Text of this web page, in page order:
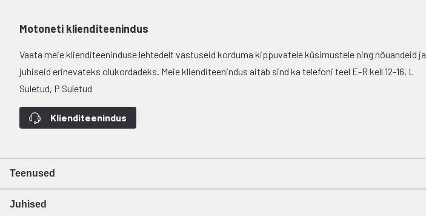
Motoneti klienditeenindus
Vaata meie klienditeeninduse lehtedelt vastuseid korduma kippuvatele küsimustele ning nõuandeid ja
juhiseid erinevateks olukordadeks. Meie klienditeenindus aitab sind ka telefoni teel E-R kell 12-16, L
Suletud, P Suletud
Klienditeenindus
Teenused
Juhised